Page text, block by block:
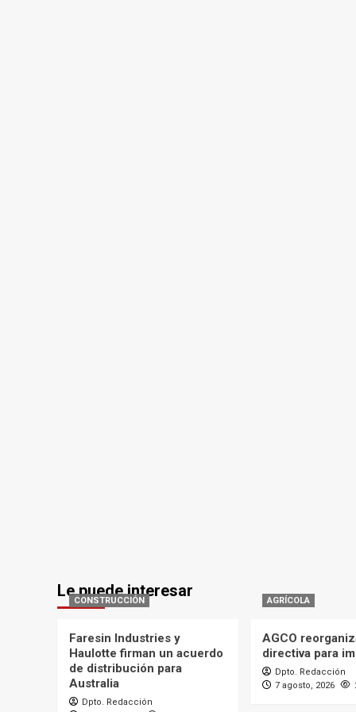
Le puede interesar
CONSTRUCCIÓN
Faresin Industries y
Haulotte firman un acuerdo
de distribución para
Australia
Dpto. Redacción
AGRÍCOLA
AGCO
directiva para
Dpto. Redacción
7 agosto, 2026